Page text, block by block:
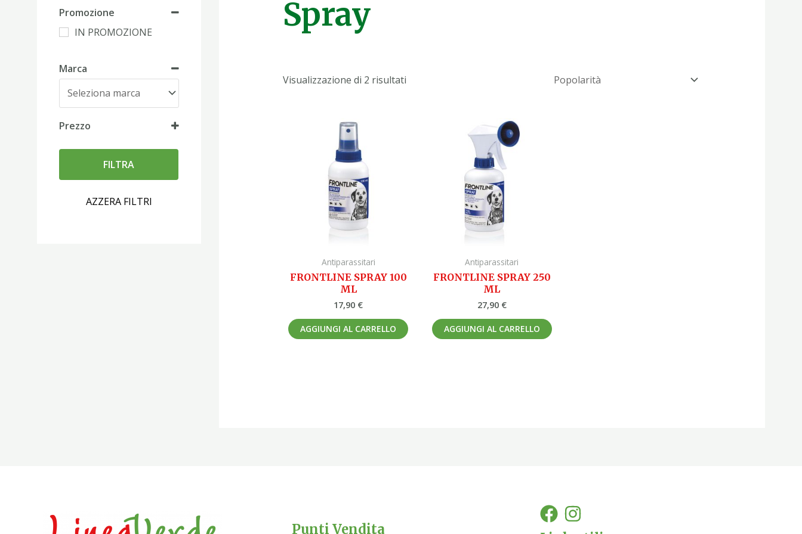
Promozione
IN PROMOZIONE
Marca
Prezzo
FILTRA
AZZERA FILTRI
Spray
Visualizzazione di 2 risultati
Antiparassitari
FRONTLINE SPRAY 100
ML
17,90 €
AGGIUNGI AL CARRELLO
Antiparassitari
FRONTLINE SPRAY 250
ML
27,90 €
AGGIUNGI AL CARRELLO
Punti Vendita